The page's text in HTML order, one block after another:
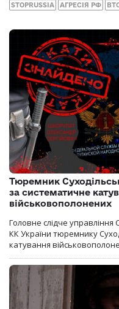
STOPRUSSIA АГРЕСІЯ РФ
Тюремник
за систематичне
військовополонених
Головне слідче управління
КК України тюремнику
катування